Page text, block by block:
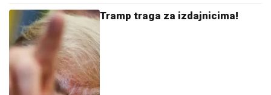
Tramp traga za izdajnicima!